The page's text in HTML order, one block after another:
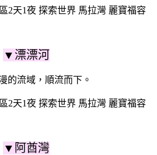
▼漂漂河
的流域，順流而下。
▼阿酋灣